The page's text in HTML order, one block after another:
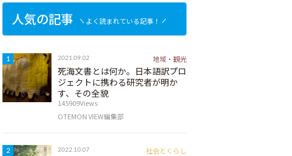
人気の記事 よく読まれている記事！
1 2021.09.02 地域・観光
死海文書とは何か。日本語訳プロ
ジェクトに携わる研究者が明か
す、その全貌
145909Views
OTEMON VIEW編集部
2 2022.10.07 社会とくらし